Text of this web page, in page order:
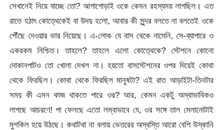
সেখানেই নিয়ে যাচ্ছে তো? আগাগোড়াই ওকে কেমন রহস্যময় লাগছিল। এত
রাতে হঠাৎ কোত্থেকেই বা উদয় হলো, আবার কী সুন্দর বলতে না বলতেই ওকে
পৌঁছে দেওয়ার ভার নিয়েছে। এ-লোক যে বাস থেকে নামেনি, সে-ব্যাপারে ও
একরকম নিশ্চিত। তাহলে? তাহলে এলো কোত্থেকে? স্টেশনে কোনো
দোকানপাটও তো খোলা দেখল না। হয়তো বাসস্টেশনের ওপর দিয়েই কোথা
থেকে ফিরছিল। কোথা থেকে ফিরছিল মানুষটা? এই রাত আড়াইটা-তিনটার
সময় কী এমন কাজ থাকতে পারে ওর? আর, কেমন একটু অস্বাভাবিকও
লাগছে আচরণে! পা ফেলছে এতো লম্বাভাবে যে, ওর সঙ্গে তাল মেলানোটাই
মুশকিল হয়ে উঠছে। কথাটথা না বলায় ভেতরের অস্বস্তি আরো বেশি উস্কানি